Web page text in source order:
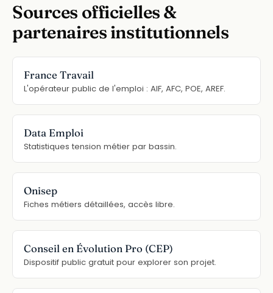
Sources officielles &
partenaires institutionnels
France Travail
L'opérateur public de l'emploi : AIF, AFC, POE, AREF.
Data Emploi
Statistiques tension métier par bassin.
Onisep
Fiches métiers détaillées, accès libre.
Conseil en Évolution Pro (CEP)
Dispositif public gratuit pour explorer son projet.